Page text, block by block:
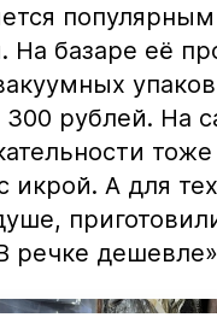
популярным
На базаре её
рублей. На
тоже
икрой. А для
речке